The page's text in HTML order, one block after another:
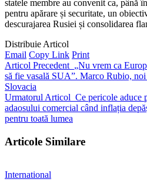
statele membre au convenit ca, până
pentru apărare și securitate, un
descurajarea Rusiei și consolidarea
Distribuie Articol
Email Copy Link Print
Articol Precedent „Nu vrem ca
să fie vasală SUA”. Marco Rubio, noi
Slovacia
Urmatorul Articol Ce pericole aduce
adaosului comercial când inflația
pentru toată lumea
Articole Similare
International